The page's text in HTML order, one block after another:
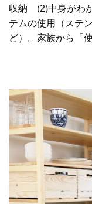
収納 (2)中身がわ
テムの使用（ステ
ど）。家族から「